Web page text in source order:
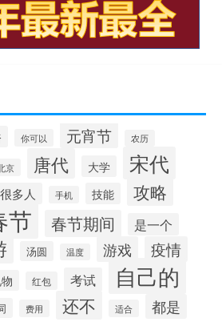
你可以 元宵节 农历
京 唐代 大学 宋代
很多人 手机 技能 攻略
节 春节期间 是一个
汤圆 温度 游戏 疫情
红包 考试 自己的
费用 还不 适合 都是